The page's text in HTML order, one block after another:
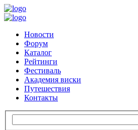
Новости
Форум
Каталог
Рейтинги
Фестиваль
Академия виски
Путешествия
Контакты